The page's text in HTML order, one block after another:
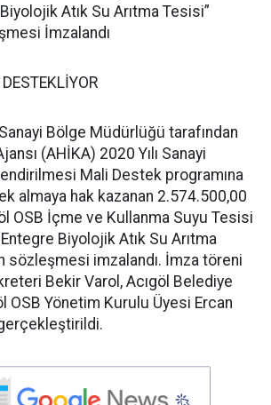
Atık Su Arıtma Tesisi”
İmzalandı
Bölge Müdürlüğü tarafından
(AHİKA) 2020 Yılı Sanayi
Mali Destek programına
almaya hak kazanan 2.574.500,00
OSB İçme ve Kullanma Suyu Tesisi
Biyolojik Atık Su Arıtma
sözleşmesi imzalandı. İmza töreni
Bekir Varol, Acıgöl Belediye
OSB Yönetim Kurulu Üyesi Ercan
gerçekleştirildi.